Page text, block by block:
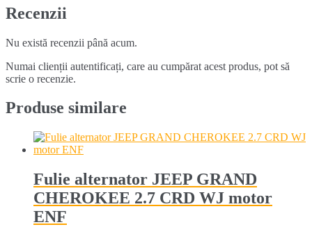
Recenzii
Nu există recenzii până acum.
Numai clienții autentificați, care au cumpărat acest produs, pot să
scrie o recenzie.
Produse similare
Fulie alternator JEEP GRAND
CHEROKEE 2.7 CRD WJ motor
ENF